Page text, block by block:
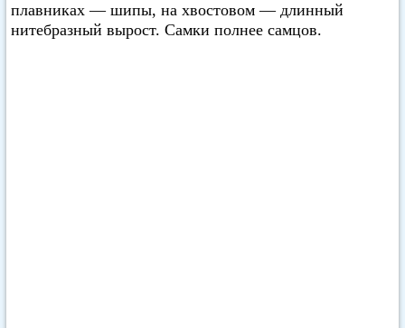
плавниках — шипы, на хвостовом — длинный
нитебразный вырост. Самки полнее самцов.